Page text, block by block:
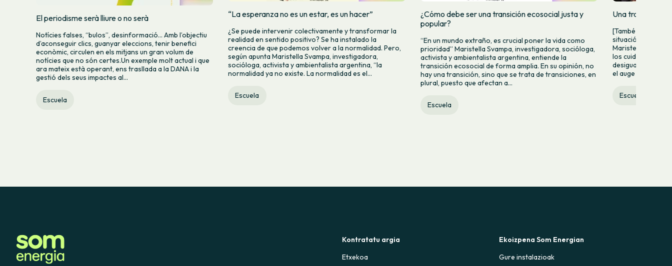
El periodisme serà lliure o no serà
Notícies falses, “bulos”, desinformació… Amb l’objectiu
d’aconseguir clics, guanyar eleccions, tenir benefici
econòmic, circulen en els mitjans un gran volum de
notícies que no són certes.Un exemple molt actual i que
ara mateix està operant, ens trasllada a la DANA i la
gestió dels seus impactes al...
Escuela
“La esperanza no es un estar, es un hacer”
¿Se puede intervenir colectivamente y transformar la
realidad en sentido positivo? Se ha instalado la
creencia de que podemos volver a la normalidad. Pero,
según apunta Maristella Svampa, investigadora,
socióloga, activista y ambientalista argentina, “la
normalidad ya no existe. La normalidad es el...
Escuela
¿Cómo debe ser una transición ecosocial justa y
popular?
“En un mundo extraño, es crucial poner la vida como
prioridad” Maristella Svampa, investigadora, socióloga,
activista y ambientalista argentina, entiende la
transición ecosocial de forma amplia. En su opinión, no
hay una transición, sino que se trata de transiciones, en
plural, puesto que afectan a...
Escuela
Una transición
[També en català]
situación de
Maristella
los cuidados, la
desigualdades, la
el auge de la
Escuela
Kontratatu argia
Etxekoa
Ekoizpena Som Energian
Gure instalazioak